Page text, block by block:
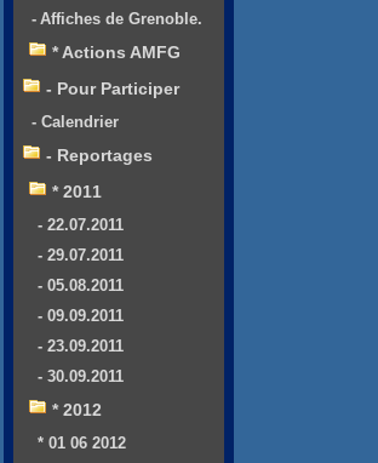
- Affiches de Grenoble.
* Actions AMFG
- Pour Participer
- Calendrier
- Reportages
* 2011
- 22.07.2011
- 29.07.2011
- 05.08.2011
- 09.09.2011
- 23.09.2011
- 30.09.2011
* 2012
* 01 06 2012